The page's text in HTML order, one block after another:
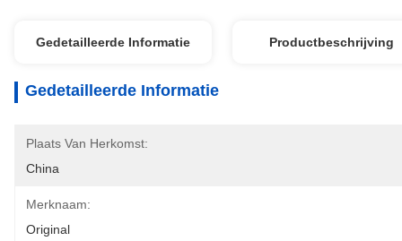
Gedetailleerde Informatie Productbeschrijving
Gedetailleerde Informatie
Plaats Van Herkomst:
China
Merknaam:
Original